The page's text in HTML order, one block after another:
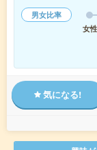
男女比率
女性
気になる!